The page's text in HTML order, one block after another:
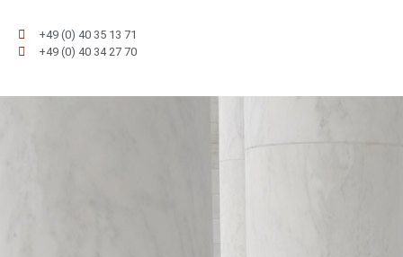
+49 (0) 40 35 13 71
+49 (0) 40 34 27 70